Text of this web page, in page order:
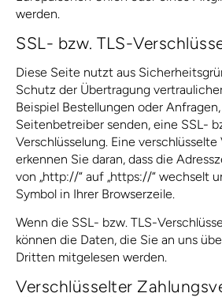
werden.
SSL- bzw. TLS-
Diese Seite nutzt aus
Schutz der Übertragung
Beispiel Bestellungen oder
Seitenbetreiber senden, eine SSL-
Verschlüsselung. Eine
erkennen Sie daran, dass die
von „http://“ auf „https://“ wechselt
Symbol in Ihrer Browserzeile.
Wenn die SSL- bzw. TLS-
können die Daten, die Sie an uns
Dritten mitgelesen werden.
Verschlüsselter